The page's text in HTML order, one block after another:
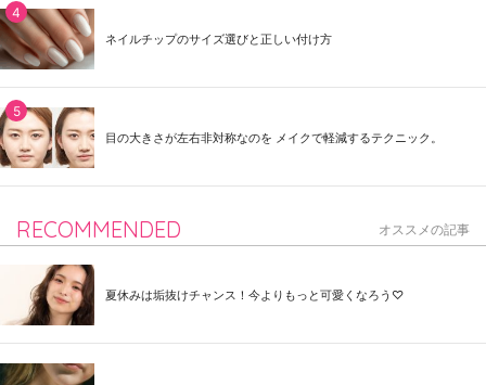
ネイルチップのサイズ選びと正しい付け方
目の大きさが左右非対称なのを メイクで軽減するテクニック。
RECOMMENDED オススメの記事
夏休みは垢抜けチャンス！今よりもっと可愛くなろう♡